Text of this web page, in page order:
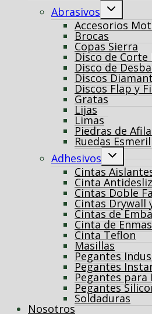
Abrasivos
Alternar
hijo
Accesorios
Brocas
Copas Sierra
Disco de Corte
Disco de
Discos
Discos Flap y
Gratas
Lijas
Limas
Piedras de
Ruedas Esmeril
Adhesivos
Alternar
hijo
Cintas
Cinta
Cintas Doble
Cintas Drywall
Cintas de
Cinta de
Cinta Teflon
Masillas
Pegantes
Pegantes
Pegantes para
Pegantes
Soldaduras
Nosotros